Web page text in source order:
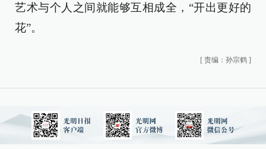
艺术与个人之间就能够互相成全，“开出更好的
花”。
[ 责编：孙宗鹤 ]